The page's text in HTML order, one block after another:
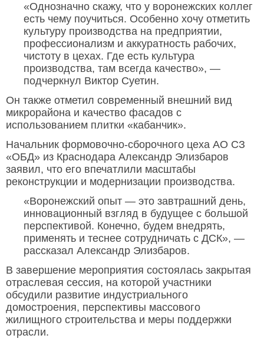
«Однозначно скажу, что у воронежских коллег
есть чему поучиться. Особенно хочу отметить
культуру производства на предприятии,
профессионализм и аккуратность рабочих,
чистоту в цехах. Где есть культура
производства, там всегда качество», —
подчеркнул Виктор Суетин.
Он также отметил современный внешний вид
микрорайона и качество фасадов с
использованием плитки «кабанчик».
Начальник формовочно-сборочного цеха АО СЗ
«ОБД» из Краснодара Александр Элизбаров
заявил, что его впечатлили масштабы
реконструкции и модернизации производства.
«Воронежский опыт — это завтрашний день,
инновационный взгляд в будущее с большой
перспективой. Конечно, будем внедрять,
применять и теснее сотрудничать с ДСК», —
рассказал Александр Элизбаров.
В завершение мероприятия состоялась закрытая
отраслевая сессия, на которой участники
обсудили развитие индустриального
домостроения, перспективы массового
жилищного строительства и меры поддержки
отрасли.